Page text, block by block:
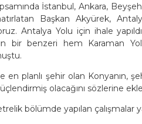
İstanbul, Ankara,
Başkan Akyürek,
Antalya Yolu için ihale
bir benzeri hem Karaman
en planlı şehir olan
olacağını sözlerine
bölümde yapılan çalışmalar